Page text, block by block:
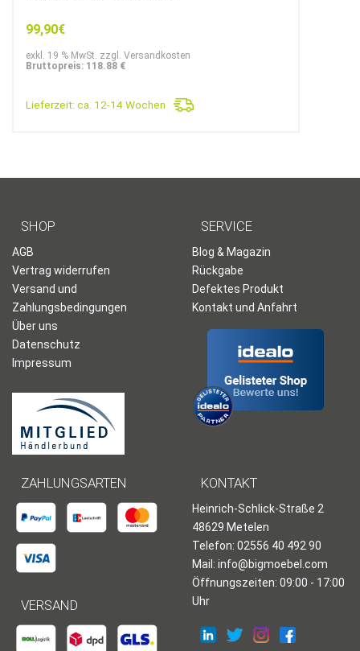
99,90€
exkl. 19 % MwSt. zzgl. Versandkosten
Bruttopreis: 118.88 €
Lieferzeit: ca. 12-14 Wochen
SHOP
AGB
Vertrag widerrufen
Versand und
Zahlungsbedingungen
Über uns
Datenschutz
Impressum
SERVICE
Blog & Magazin
Rückgabe
Defektes Produkt
Kontakt und Anfahrt
ZAHLUNGSARTEN
VERSAND
KONTAKT
Heinrich-Schlick-Straße 2
48629 Metelen
Telefon: 02556 40 492 90
Mail: info@bigmoebel.com
Öffnungszeiten: 09:00 - 17:00
Uhr